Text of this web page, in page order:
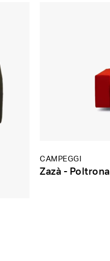
CAMPEGGI
Zazà - Poltrona